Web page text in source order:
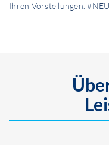
Ihren Vorstellungen.